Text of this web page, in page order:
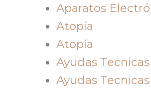
Aparatos
Atopía
Atopía
Ayudas Tecnicas
Ayudas Tecnicas